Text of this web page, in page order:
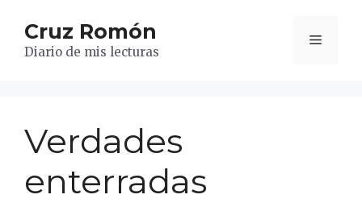
contenido
Cruz Romón
Diario de mis lecturas
Menú
Verdades
enterradas